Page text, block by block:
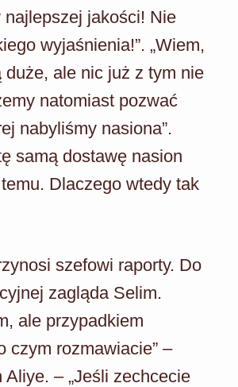
najlepszej jakości! Nie
wyjaśnienia!”. „Wiem,
duże, ale nic już z tym nie
natomiast pozwać
nabyliśmy nasiona”.
samą dostawę nasion
Dlaczego wtedy tak
szefowi raporty. Do
zagląda Selim.
ale przypadkiem
czym rozmawiacie” –
Aliye. – „Jeśli zechcecie